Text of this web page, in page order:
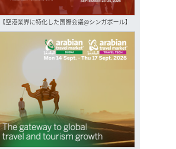
【空港業界に特化した国際会議@シンガポール】